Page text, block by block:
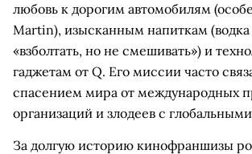
любовь к дорогим автомобилям
Martin), изысканным напиткам
«взболтать, но не смешивать») и
гаджетам от Q. Его миссии часто
спасением мира от международных
организаций и злодеев с
За долгую историю кинофраншизы